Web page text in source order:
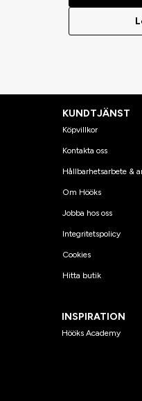
KUNDTJÄNST
Köpvillkor
Kontakta oss
Hållbarhetsarbete &
Om Hööks
Jobba hos oss
Integritetspolicy
Cookies
Hitta butik
INSPIRATION
Hööks Academy